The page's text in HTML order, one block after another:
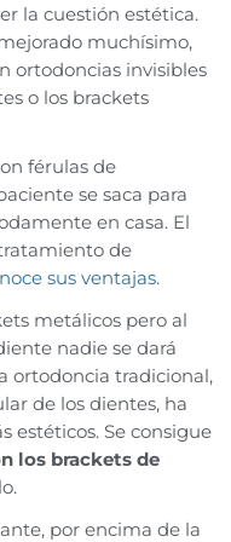
la cuestión estética.
muchísimo,
ortodoncias invisibles
o los brackets
férulas de
se saca para
en casa. El
de
sus ventajas.
metálicos pero al
nadie se dará
ortodoncia tradicional,
de los dientes, ha
estéticos. Se consigue
los brackets de
por encima de la